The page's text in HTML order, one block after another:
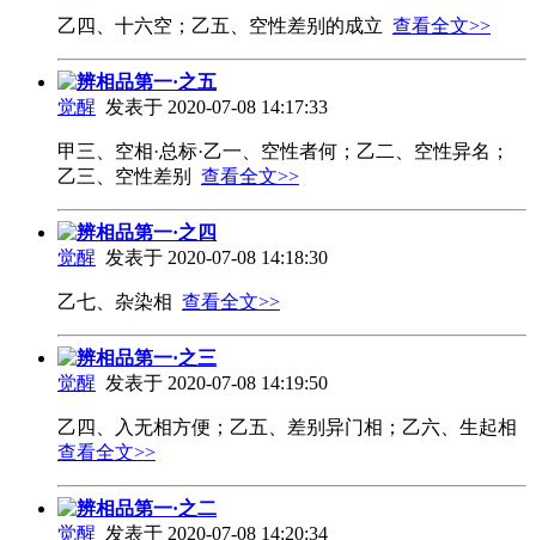
乙四、十六空；乙五、空性差别的成立 查看全文>>
辨相品第一·之五
觉醒 发表于 2020-07-08 14:17:33
甲三、空相·总标·乙一、空性者何；乙二、空性异名；
乙三、空性差别 查看全文>>
辨相品第一·之四
觉醒 发表于 2020-07-08 14:18:30
乙七、杂染相 查看全文>>
辨相品第一·之三
觉醒 发表于 2020-07-08 14:19:50
乙四、入无相方便；乙五、差别异门相；乙六、生起相
查看全文>>
辨相品第一·之二
觉醒 发表于 2020-07-08 14:20:34